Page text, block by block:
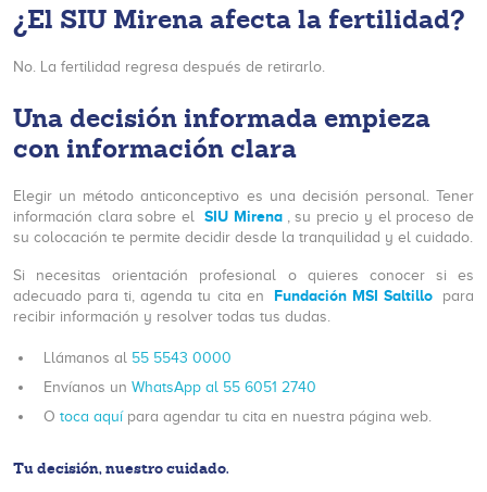
¿El SIU Mirena afecta la fertilidad?
No. La fertilidad regresa después de retirarlo.
Una decisión informada empieza
con información clara
Elegir un método anticonceptivo es una decisión personal. Tener
información clara sobre el SIU Mirena , su precio y el proceso de
su colocación te permite decidir desde la tranquilidad y el cuidado.
Si necesitas orientación profesional o quieres conocer si es
adecuado para ti, agenda tu cita en
Fundación MSI Saltillo
para
recibir información y resolver todas tus dudas.
Llámanos al 55 5543 0000
Envíanos un WhatsApp al 55 6051 2740
O toca aquípara agendar tu cita en nuestra página web.
Tu decisión, nuestro cuidado.